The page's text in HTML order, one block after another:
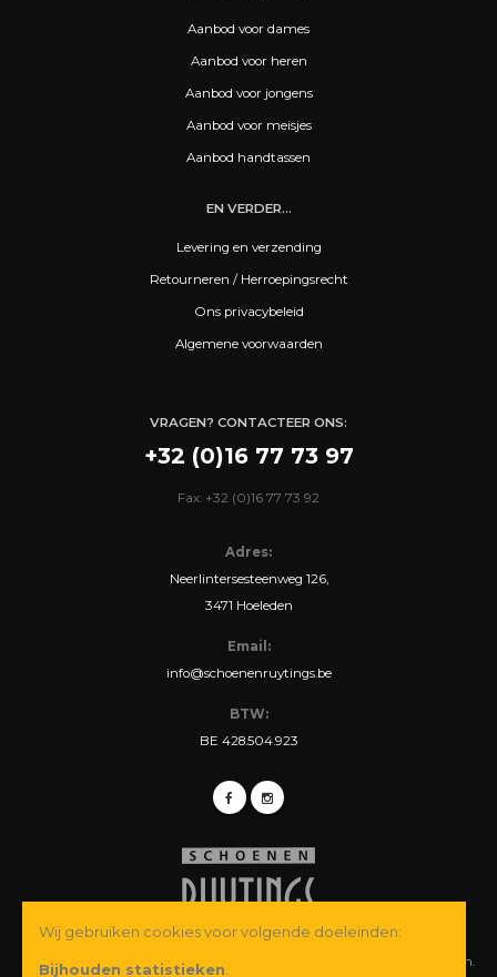
Aanbod voor dames
Aanbod voor heren
Aanbod voor jongens
Aanbod voor meisjes
Aanbod handtassen
EN VERDER...
Levering en verzending
Retourneren / Herroepingsrecht
Ons privacybeleid
Algemene voorwaarden
VRAGEN? CONTACTEER ONS:
+32 (0)16 77 73 97
Fax: +32 (0)16 77 73 92
Adres:
Neerlintersesteenweg 126,
3471 Hoeleden
Email:
info@schoenenruytings.be
BTW:
BE 428.504.923
© Copyright 2026 Schoenen Ruytings BVBA. Alle rechten voorbehouden.
Wij gebruiken cookies voor volgende doeleinden:
Bijhouden statistieken